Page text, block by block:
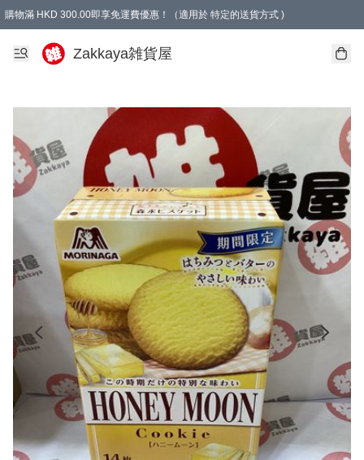
購物滿 HKD 300.00即享免運費優惠！（適用於 特定的送貨方式 )
Zakkaya雑貨屋